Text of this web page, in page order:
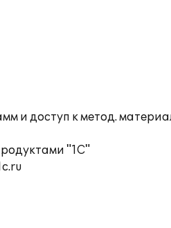
и доступ к метод.
"1С"